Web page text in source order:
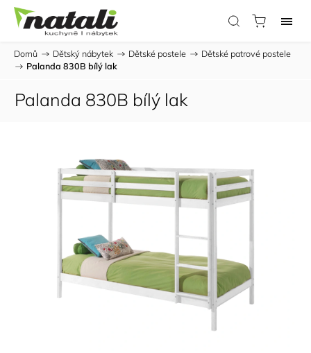
Domů / Dětský nábytek / Dětské postele /
Dětské patrové postele
/
Palanda 830B bílý lak
Palanda 830B bílý lak